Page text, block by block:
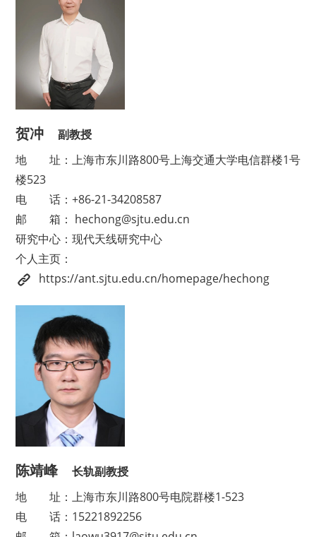
贺冲
副教授
地 址：上海市东川路800号上海交通大学电信群楼1号
楼523
电 话：+86-21-34208587
邮 箱： hechong@sjtu.edu.cn
研究中心 ：现代天线研究中心
个人主页：
https://ant.sjtu.edu.cn/homepage/hechong
陈靖峰
长轨副教授
地 址：上海市东川路800号电院群楼1-523
电 话：15221892256